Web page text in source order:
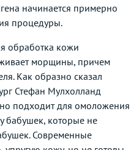
начинается примерно
процедуры.
обработка кожи
морщины, причем
Как образно сказал
Стефан Мулхолланд
подходит для омоложения
бабушек, которые не
Современные